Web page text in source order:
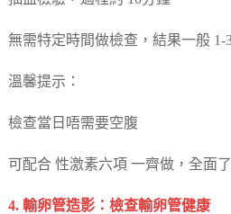
無需特定時間做檢查，結果一般 1-
溫馨提示：
檢查當日唔需要空腹
可配合 性激素六項 一齊做，全面
4. 輸卵管造影：檢查輸卵管健康